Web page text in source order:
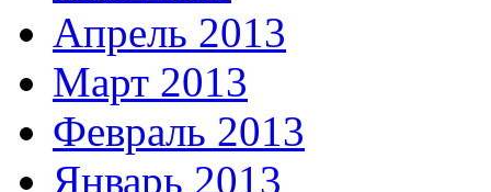
Апрель 2013
Март 2013
Февраль 2013
Январь 2013